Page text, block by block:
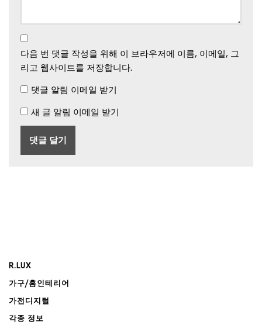
다음 번 댓글 작성을 위해 이 브라우저에 이름, 이메일, 그
리고 웹사이트를 저장합니다.
댓글 알림 이메일 받기
새 글 알림 이메일 받기
R.LUX
가구/홈인테리어
가전디지털
각종 정보